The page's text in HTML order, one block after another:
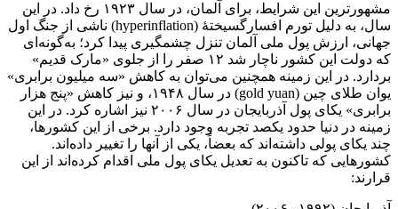
مشهورترین این شرایط، برای آلمان، در سال ۱۹۲۳ رخ داد. در این
سال، به دلیل تورم افسارگسیختۀ (hyperinflation) ناشی از جنگ اول
جهانی، ارزش پول ملی آلمان تنزل چشمگیری پیدا کرد؛ به‌گونه‌ای
که دولت این کشور ناچار شد ۱۲ صفر را از جلوی «مارک قدیم»
بردارد. در این زمینه همچنین می‌توان به کاهش «سه میلیون برابری»
یوان طلای چین (gold yuan) در سال ۱۹۴۸، و نیز کاهش «پنج هزار
برابری» یکای پول آذربایجان در سال ۲۰۰۶ نیز اشاره کرد. در این
زمینه در دنیا حدود یکصد تجربه وجود دارد. برخی از این کشورها،
چند یکای پولی داشته‌اند که بعضاً، یکی از آنها را تغییر داده‌اند.
کشورهایی که تاکنون به تعدیل یکای پول ملی اقدام کرده‌اند از این
قرارند: